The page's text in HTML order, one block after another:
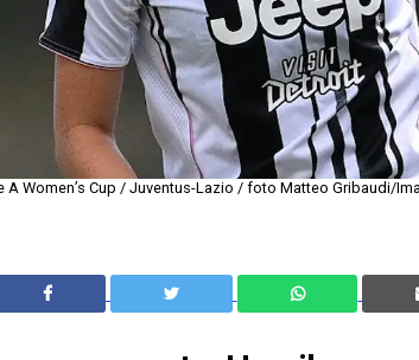
A Women’s Cup / Juventus-Lazio / foto Matteo Gribaudi/